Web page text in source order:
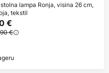
lampa Ronja, visina 26 cm,
tekstil
€
€